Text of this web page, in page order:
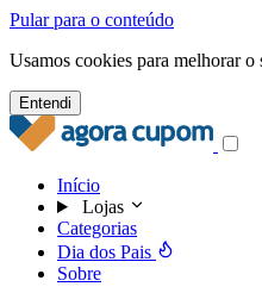
Pular para o conteúdo
Usamos cookies para melhorar o
Entendi
Início
Lojas
Categorias
Dia dos Pais
Sobre